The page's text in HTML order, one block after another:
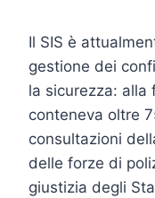
Il SIS è
gestione dei
la sicurezza: alla
conteneva oltre
consultazioni
delle forze di
giustizia degli